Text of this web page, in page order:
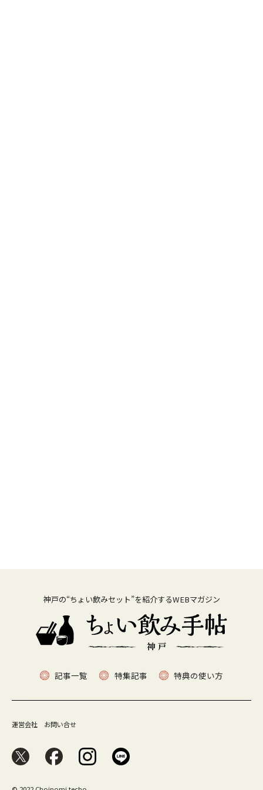
神戸の“ちょい飲みセット”を紹介するWEBマガジン
記事一覧 特集記事 特典の使い方
運営会社 お問い合せ